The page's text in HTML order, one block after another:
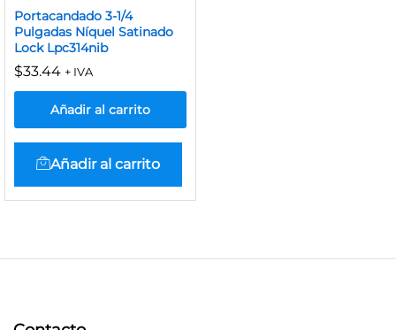
Portacandado 3-1/4
Pulgadas Níquel Satinado
Lock Lpc314nib
$33.44 + IVA
Añadir al carrito
Añadir al carrito